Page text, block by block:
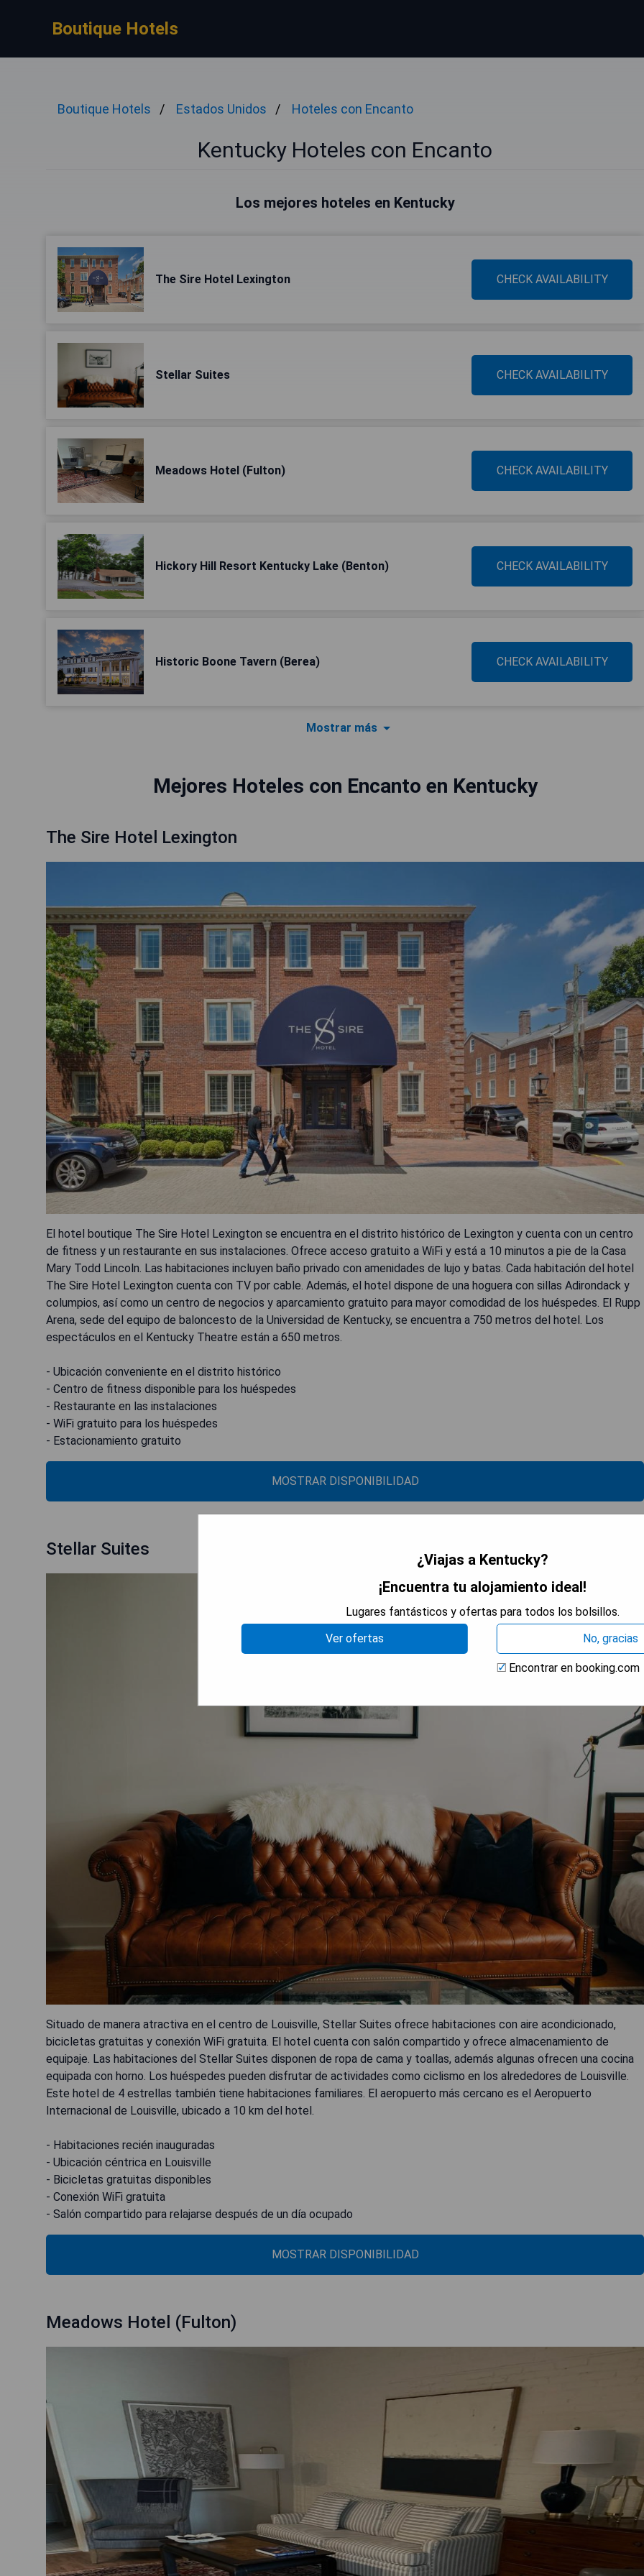
Boutique Hotels
Boutique Hotels Estados Unidos Hoteles con Encanto
Kentucky Hoteles con Encanto
Los mejores hoteles en Kentucky
The Sire Hotel Lexington CHECK AVAILABILITY
Stellar Suites CHECK AVAILABILITY
Meadows Hotel (Fulton) CHECK AVAILABILITY
Hickory Hill Resort Kentucky Lake (Benton) CHECK AVAILABILITY
Historic Boone Tavern (Berea) CHECK AVAILABILITY
Mostrar más
Mejores Hoteles con Encanto en Kentucky
The Sire Hotel Lexington
El hotel boutique The Sire Hotel Lexington se encuentra en el distrito histórico de Lexington y cuenta con un centro
de fitness y un restaurante en sus instalaciones. Ofrece acceso gratuito a WiFi y está a 10 minutos a pie de la Casa
Mary Todd Lincoln. Las habitaciones incluyen baño privado con amenidades de lujo y batas. Cada habitación del hotel
The Sire Hotel Lexington cuenta con TV por cable. Además, el hotel dispone de una hoguera con sillas Adirondack y
columpios, así como un centro de negocios y aparcamiento gratuito para mayor comodidad de los huéspedes. El Rupp
Arena, sede del equipo de baloncesto de la Universidad de Kentucky, se encuentra a 750 metros del hotel. Los
espectáculos en el Kentucky Theatre están a 650 metros.
- Ubicación conveniente en el distrito histórico
- Centro de fitness disponible para los huéspedes
- Restaurante en las instalaciones
- WiFi gratuito para los huéspedes
- Estacionamiento gratuito
MOSTRAR DISPONIBILIDAD
Stellar Suites
Situado de manera atractiva en el centro de Louisville, Stellar Suites ofrece habitaciones con aire acondicionado,
bicicletas gratuitas y conexión WiFi gratuita. El hotel cuenta con salón compartido y ofrece almacenamiento de
equipaje. Las habitaciones del Stellar Suites disponen de ropa de cama y toallas, además algunas ofrecen una cocina
equipada con horno. Los huéspedes pueden disfrutar de actividades como ciclismo en los alrededores de Louisville.
Este hotel de 4 estrellas también tiene habitaciones familiares. El aeropuerto más cercano es el Aeropuerto
Internacional de Louisville, ubicado a 10 km del hotel.
- Habitaciones recién inauguradas
- Ubicación céntrica en Louisville
- Bicicletas gratuitas disponibles
- Conexión WiFi gratuita
- Salón compartido para relajarse después de un día ocupado
MOSTRAR DISPONIBILIDAD
Meadows Hotel (Fulton)
¿Viajas a Kentucky?
¡Encuentra tu alojamiento ideal!
Lugares fantásticos y ofertas para todos los bolsillos.
Ver ofertas
No, gracias
Encontrar en booking.com